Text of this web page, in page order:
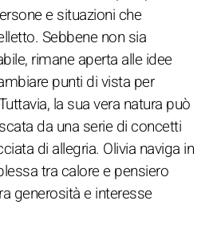
e situazioni che
Sebbene non sia
rimane aperta alle idee
punti di vista per
la sua vera natura può
da una serie di concetti
di allegria. Olivia naviga in
tra calore e pensiero
generosità e interesse